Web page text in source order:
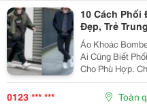
10 Cách Phối
Đẹp, Trẻ Trung
Áo Khoác
Ai Cũng Biết
Cho Phù Hợp.
Hoặc Giày, Bạn
0123 *** *** Toàn